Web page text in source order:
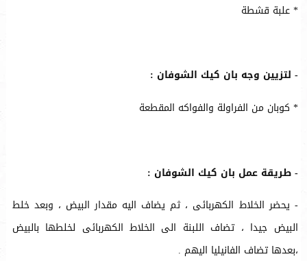
* علبة قشطة
- لتزيين وجه بان كيك الشوفان :
* كوبان من الفراولة والفواكه المقطعة
- طريقة عمل بان كيك الشوفان :
- يحضر الخلاط الكهربائى ، ثم يضاف اليه مقدار البيض ، وبعد خلط
البيض جيدا ، تضاف اللبنة الى الخلاط الكهربائى لخلطها بالبيض
،بعدها تضاف الفانيليا اليهم .